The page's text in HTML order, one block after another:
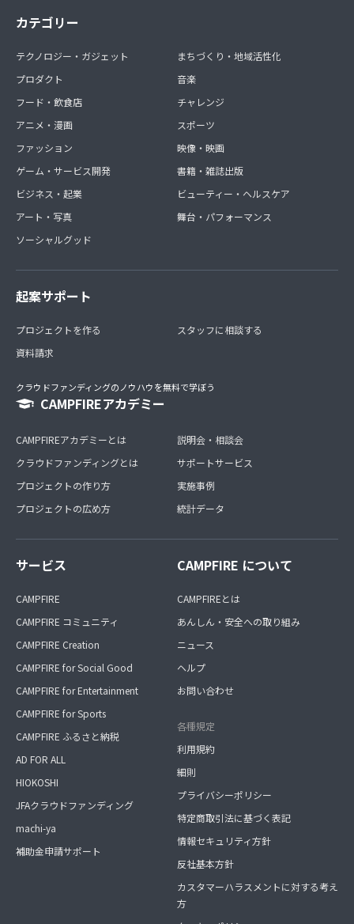
カテゴリー
テクノロジー・ガジェット
プロダクト
フード・飲食店
アニメ・漫画
ファッション
ゲーム・サービス開発
ビジネス・起業
アート・写真
ソーシャルグッド
まちづくり・地域活性化
音楽
チャレンジ
スポーツ
映像・映画
書籍・雑誌出版
ビューティー・ヘルスケア
舞台・パフォーマンス
起案サポート
プロジェクトを作る
資料請求
スタッフに相談する
クラウドファンディングのノウハウを無料で学ぼう
CAMPFIREアカデミー
CAMPFIREアカデミーとは
クラウドファンディングとは
プロジェクトの作り方
プロジェクトの広め方
説明会・相談会
サポートサービス
実施事例
統計データ
サービス
CAMPFIRE
CAMPFIRE コミュニティ
CAMPFIRE Creation
CAMPFIRE for Social Good
CAMPFIRE for Entertainment
CAMPFIRE for Sports
CAMPFIRE ふるさと納税
AD FOR ALL
HIOKOSHI
JFAクラウドファンディング
machi-ya
補助金申請サポート
CAMPFIRE について
CAMPFIREとは
あんしん・安全への取り組み
ニュース
ヘルプ
お問い合わせ
各種規定
利用規約
細則
プライバシーポリシー
特定商取引法に基づく表記
情報セキュリティ方針
反社基本方針
カスタマーハラスメントに対する考え
方